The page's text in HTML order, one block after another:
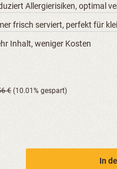
Allergierisiken, optimal
frisch serviert, perfekt für
Inhalt, weniger Kosten
€ (10.01% gespart)
gewünschten
In